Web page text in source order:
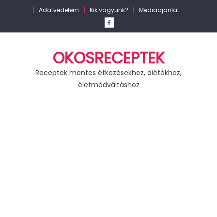
Adatvédelem Kik vagyunk? Médiaajánlat
OKOSRECEPTEK
Receptek mentes étkezésekhez, diétákhoz,
életmódváltáshoz